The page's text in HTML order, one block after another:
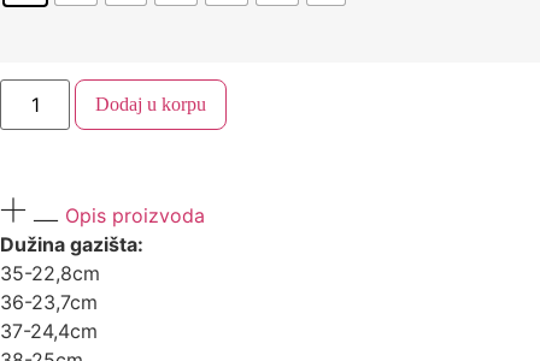
Dodaj u korpu
Opis proizvoda
Dužina gazišta:
35-22,8cm
36-23,7cm
37-24,4cm